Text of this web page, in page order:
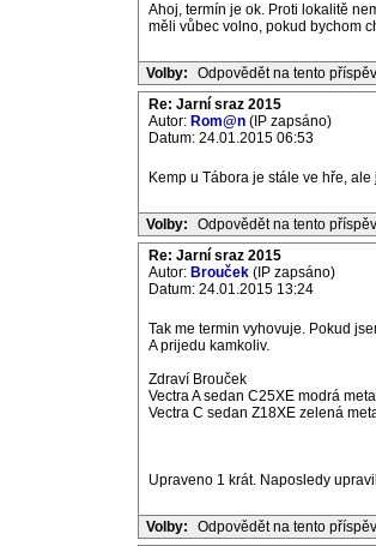
Ahoj, termín je ok. Proti lokalitě
měli vůbec volno, pokud bychom
Volby: Odpovědět na tento
Re: Jarní sraz 2015
Autor: Rom@n (IP zapsáno)
Datum: 24.01.2015 06:53
Kemp u Tábora je stále ve hře,
Volby: Odpovědět na tento
Re: Jarní sraz 2015
Autor: Brouček (IP zapsáno)
Datum: 24.01.2015 13:24
Tak me termin vyhovuje. Pokud
A prijedu kamkoliv.
Zdraví Brouček
Vectra A sedan C25XE modrá
Vectra C sedan Z18XE zelená
Upraveno 1 krát. Naposledy
Volby: Odpovědět na tento